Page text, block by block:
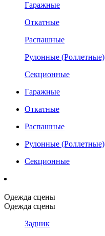
Гаражные
Откатные
Распашные
Рулонные (Роллетные)
Секционные
Гаражные
Откатные
Распашные
Рулонные (Роллетные)
Секционные
Одежда сцены
Одежда сцены
Задник